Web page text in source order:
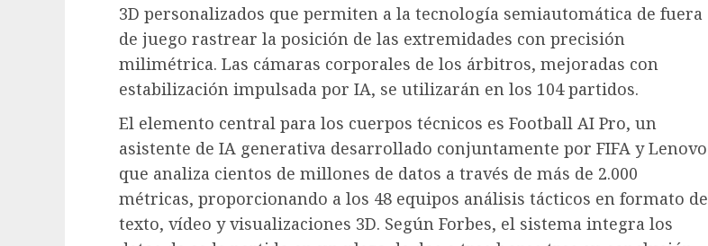
3D personalizados que permiten a la tecnología semiautomática de fuera
de juego rastrear la posición de las extremidades con precisión
milimétrica. Las cámaras corporales de los árbitros, mejoradas con
estabilización impulsada por IA, se utilizarán en los 104 partidos.
El elemento central para los cuerpos técnicos es Football AI Pro, un
asistente de IA generativa desarrollado conjuntamente por FIFA y Lenovo
que analiza cientos de millones de datos a través de más de 2.000
métricas, proporcionando a los 48 equipos análisis tácticos en formato de
texto, vídeo y visualizaciones 3D. Según Forbes, el sistema integra los